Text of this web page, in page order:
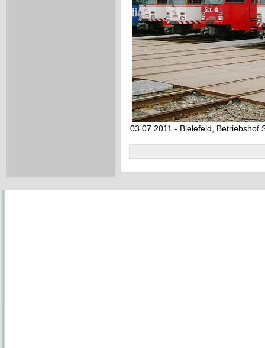
03.07.2011 - Bielefeld, Betriebshof